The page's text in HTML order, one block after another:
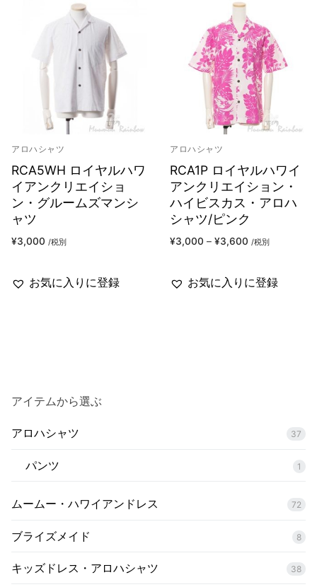
アロハシャツ
RCA5WH ロイヤルハワ
イアンクリエイショ
ン・グルームズマンシ
ャツ
¥3,000 /税別
お気に入りに登録
アロハシャツ
RCA1P ロイヤルハワイ
アンクリエイション・
ハイビスカス・アロハ
シャツ/ピンク
¥3,000 – ¥3,600 /税別
お気に入りに登録
アイテムから選ぶ
アロハシャツ 37
パンツ 1
ムームー・ハワイアンドレス 72
ブライズメイド 8
キッズドレス・アロハシャツ 38